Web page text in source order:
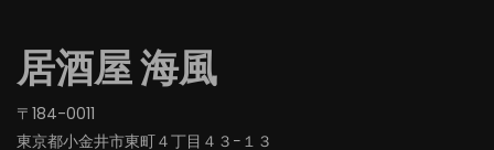
居酒屋 海風
〒184-0011
東京都小金井市東町４丁目４３−１３